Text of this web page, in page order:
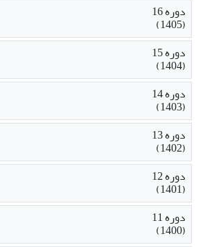
دوره 16
(1405)
دوره 15
(1404)
دوره 14
(1403)
دوره 13
(1402)
دوره 12
(1401)
دوره 11
(1400)